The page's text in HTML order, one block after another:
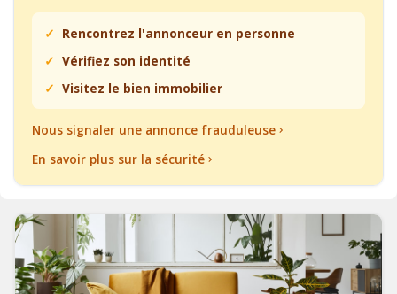
Rencontrez l'annonceur en personne
Vérifiez son identité
Visitez le bien immobilier
Nous signaler une annonce frauduleuse
En savoir plus sur la sécurité